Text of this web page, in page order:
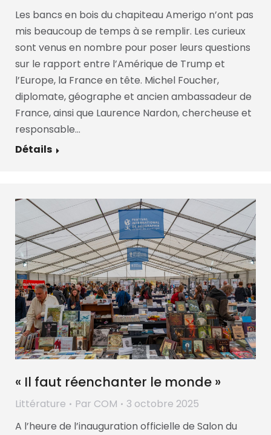
Les bancs en bois du chapiteau Amerigo n’ont pas
mis beaucoup de temps à se remplir. Les curieux
sont venus en nombre pour poser leurs questions
sur le rapport entre l’Amérique de Trump et
l’Europe, la France en tête. Michel Foucher,
diplomate, géographe et ancien ambassadeur de
France, ainsi que Laurence Nardon, chercheuse et
responsable…
Détails
« Il faut réenchanter le monde »
Littérature Par COM
3 octobre 2025
A l’heure de l’inauguration officielle de Salon du